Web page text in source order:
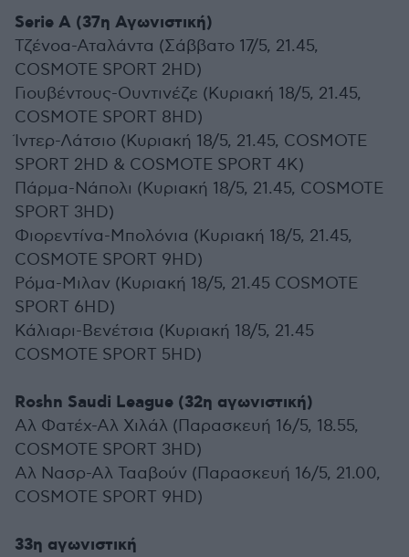
Serie A (37η Αγωνιστική)
Τζένοα-Αταλάντα (Σάββατο 17/5, 21.45,
COSMOTE SPORT 2HD)
Γιουβέντους-Ουντινέζε (Κυριακή 18/5, 21.45,
COSMOTE SPORT 8HD)
Ίντερ-Λάτσιο (Κυριακή 18/5, 21.45, COSMOTE
SPORT 2HD & COSMOTE SPORT 4K)
Πάρμα-Νάπολι (Κυριακή 18/5, 21.45, COSMOTE
SPORT 3HD)
Φιορεντίνα-Μπολόνια (Κυριακή 18/5, 21.45,
COSMOTE SPORT 9HD)
Ρόμα-Μιλαν (Κυριακή 18/5, 21.45 COSMOTE
SPORT 6HD)
Κάλιαρι-Βενέτσια (Κυριακή 18/5, 21.45
COSMOTE SPORT 5HD)
Roshn Saudi League (32η αγωνιστική)
Αλ Φατέχ-Αλ Χιλάλ (Παρασκευή 16/5, 18.55,
COSMOTE SPORT 3HD)
Αλ Νασρ-Αλ Τααβούν (Παρασκευή 16/5, 21.00,
COSMOTE SPORT 9HD)
33η αγωνιστική